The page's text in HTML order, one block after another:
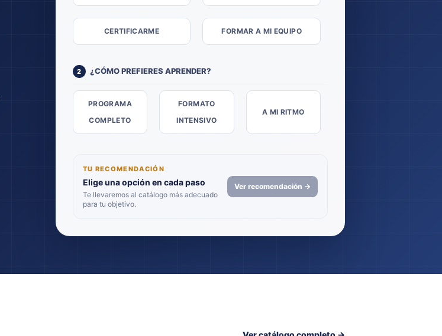
CERTIFICARME FORMAR A MI EQUIPO
2 ¿CÓMO PREFIERES APRENDER?
PROGRAMA
COMPLETO
FORMATO
INTENSIVO
A MI RITMO
TU RECOMENDACIÓN
Elige una opción en cada paso
Te llevaremos al catálogo más adecuado
para tu objetivo.
Ver recomendación →